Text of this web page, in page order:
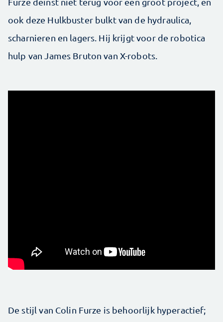
ook deze Hulkbuster bulkt van de hydraulica,
scharnieren en lagers. Hij krijgt voor de robotica
hulp van James Bruton van X-robots.
De stijl van Colin Furze is behoorlijk hyperactief;